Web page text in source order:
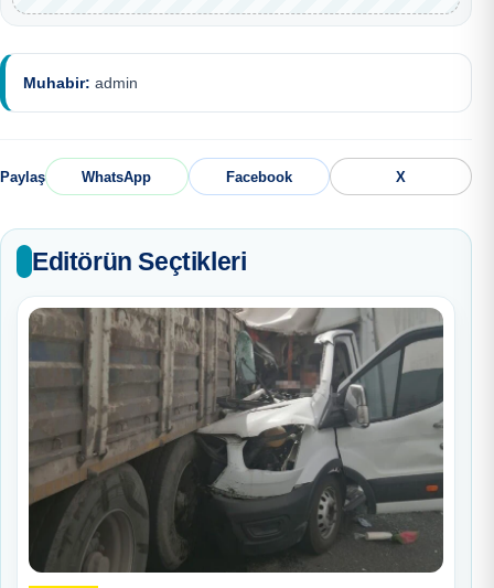
Muhabir: admin
Paylaş WhatsApp Facebook X
Editörün Seçtikleri